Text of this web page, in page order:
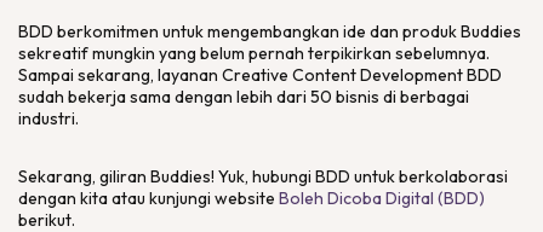
BDD berkomitmen untuk mengembangkan ide dan produk Buddies
sekreatif mungkin yang belum pernah terpikirkan sebelumnya.
Sampai sekarang, layanan Creative Content Development BDD
sudah bekerja sama dengan lebih dari 50 bisnis di berbagai
industri.
Sekarang, giliran Buddies! Yuk, hubungi BDD untuk berkolaborasi
dengan kita atau kunjungi website Boleh Dicoba Digital (BDD)
berikut.